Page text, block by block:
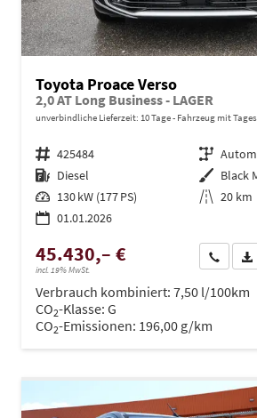
Toyota Proace Verso
2,0 AT Long Business - LAGER
unverbindliche Lieferzeit: 10 Tage Fahrzeug mit
Fahrzeugnr. 425484 Getriebe
Kraftstoff Diesel Außenfarbe Black
Leistung 130 kW (177 PS) Kilometerstand 20 km
01.01.2026
45.430,– €
incl. 19% MwSt.
Wir
Verbrauch kombiniert: 7,50 l/100km
CO2-Klasse: G
CO2-Emissionen: 196,00 g/km